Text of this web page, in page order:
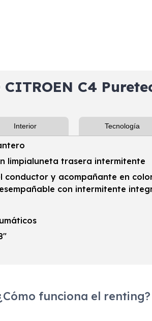
CITROEN C4
Interior Tecnología
limpialuneta trasera intermitente
conductor y acompañante en
con intermitente
funciona el renting?